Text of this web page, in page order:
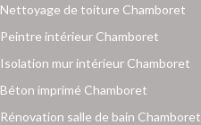
Nettoyage de toiture Chamboret
Peintre intérieur Chamboret
Isolation mur intérieur Chamboret
Béton imprimé Chamboret
Rénovation salle de bain Chamboret